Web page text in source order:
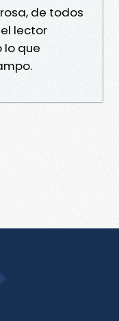
de todos
lector
que